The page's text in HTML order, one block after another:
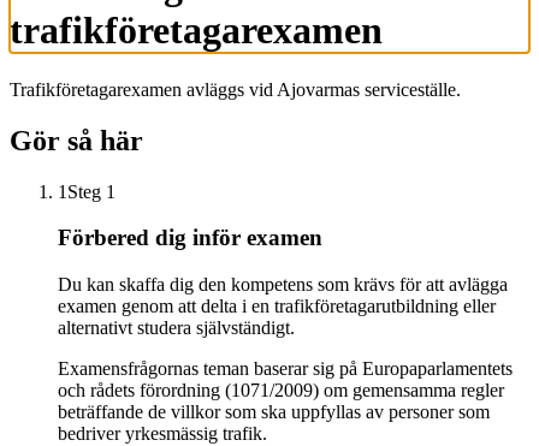
trafikföretagarexamen
Trafikföretagarexamen avläggs vid Ajovarmas serviceställe.
Gör så här
1 Steg 1
Förbered dig inför examen
Du kan skaffa dig den kompetens som krävs för att avlägga
examen genom att delta i en trafikföretagarutbildning eller
alternativt studera självständigt.
Examensfrågornas teman baserar sig på Europaparlamentets
och rådets förordning (1071/2009) om gemensamma regler
beträffande de villkor som ska uppfyllas av personer som
bedriver yrkesmässig trafik.